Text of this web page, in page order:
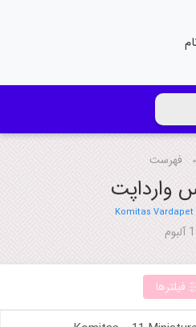
فهرست
وارداپت
Komitas